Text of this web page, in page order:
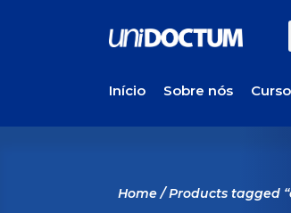
Início Sobre nós
Home/ Products tagged